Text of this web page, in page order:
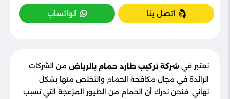
اتصل بنا الواتساب
نعتبر في شركة تركيب طارد حمام بالرياض من الشركات
الرائدة في مجال مكافحة الحمام والتخلص منها بشكل
نهائي. فنحن ندرك أن الحمام من الطيور المزعجة التي تسبب